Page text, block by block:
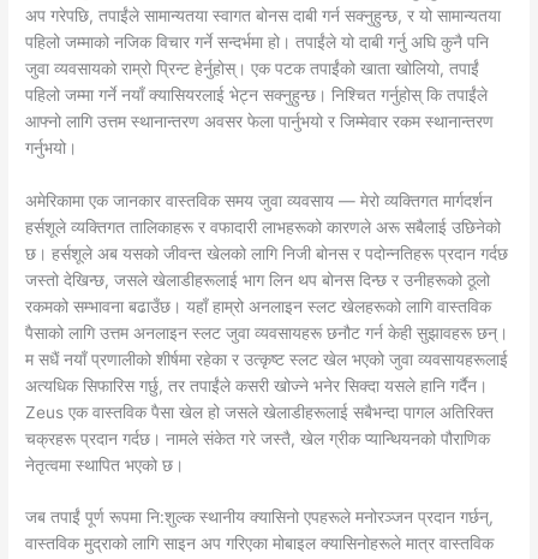
अप गरेपछि, तपाईंले सामान्यतया स्वागत बोनस दाबी गर्न सक्नुहुन्छ, र यो सामान्यतया
पहिलो जम्माको नजिक विचार गर्ने सन्दर्भमा हो। तपाईंले यो दाबी गर्नु अघि कुनै पनि
जुवा व्यवसायको राम्रो प्रिन्ट हेर्नुहोस्। एक पटक तपाईंको खाता खोलियो, तपाईं
पहिलो जम्मा गर्ने नयाँ क्यासियरलाई भेट्न सक्नुहुन्छ। निश्चित गर्नुहोस् कि तपाईंले
आफ्नो लागि उत्तम स्थानान्तरण अवसर फेला पार्नुभयो र जिम्मेवार रकम स्थानान्तरण
गर्नुभयो।
अमेरिकामा एक जानकार वास्तविक समय जुवा व्यवसाय — मेरो व्यक्तिगत मार्गदर्शन
हर्सशूले व्यक्तिगत तालिकाहरू र वफादारी लाभहरूको कारणले अरू सबैलाई उछिनेको
छ। हर्सशूले अब यसको जीवन्त खेलको लागि निजी बोनस र पदोन्नतिहरू प्रदान गर्दछ
जस्तो देखिन्छ, जसले खेलाडीहरूलाई भाग लिन थप बोनस दिन्छ र उनीहरूको ठूलो
रकमको सम्भावना बढाउँछ। यहाँ हाम्रो अनलाइन स्लट खेलहरूको लागि वास्तविक
पैसाको लागि उत्तम अनलाइन स्लट जुवा व्यवसायहरू छनौट गर्न केही सुझावहरू छन्।
म सधैं नयाँ प्रणालीको शीर्षमा रहेका र उत्कृष्ट स्लट खेल भएको जुवा व्यवसायहरूलाई
अत्यधिक सिफारिस गर्छु, तर तपाईंले कसरी खोज्ने भनेर सिक्दा यसले हानि गर्दैन।
Zeus एक वास्तविक पैसा खेल हो जसले खेलाडीहरूलाई सबैभन्दा पागल अतिरिक्त
चक्रहरू प्रदान गर्दछ। नामले संकेत गरे जस्तै, खेल ग्रीक प्यान्थियनको पौराणिक
नेतृत्वमा स्थापित भएको छ।
जब तपाईं पूर्ण रूपमा नि:शुल्क स्थानीय क्यासिनो एपहरूले मनोरञ्जन प्रदान गर्छन्,
वास्तविक मुद्राको लागि साइन अप गरिएका मोबाइल क्यासिनोहरूले मात्र वास्तविक